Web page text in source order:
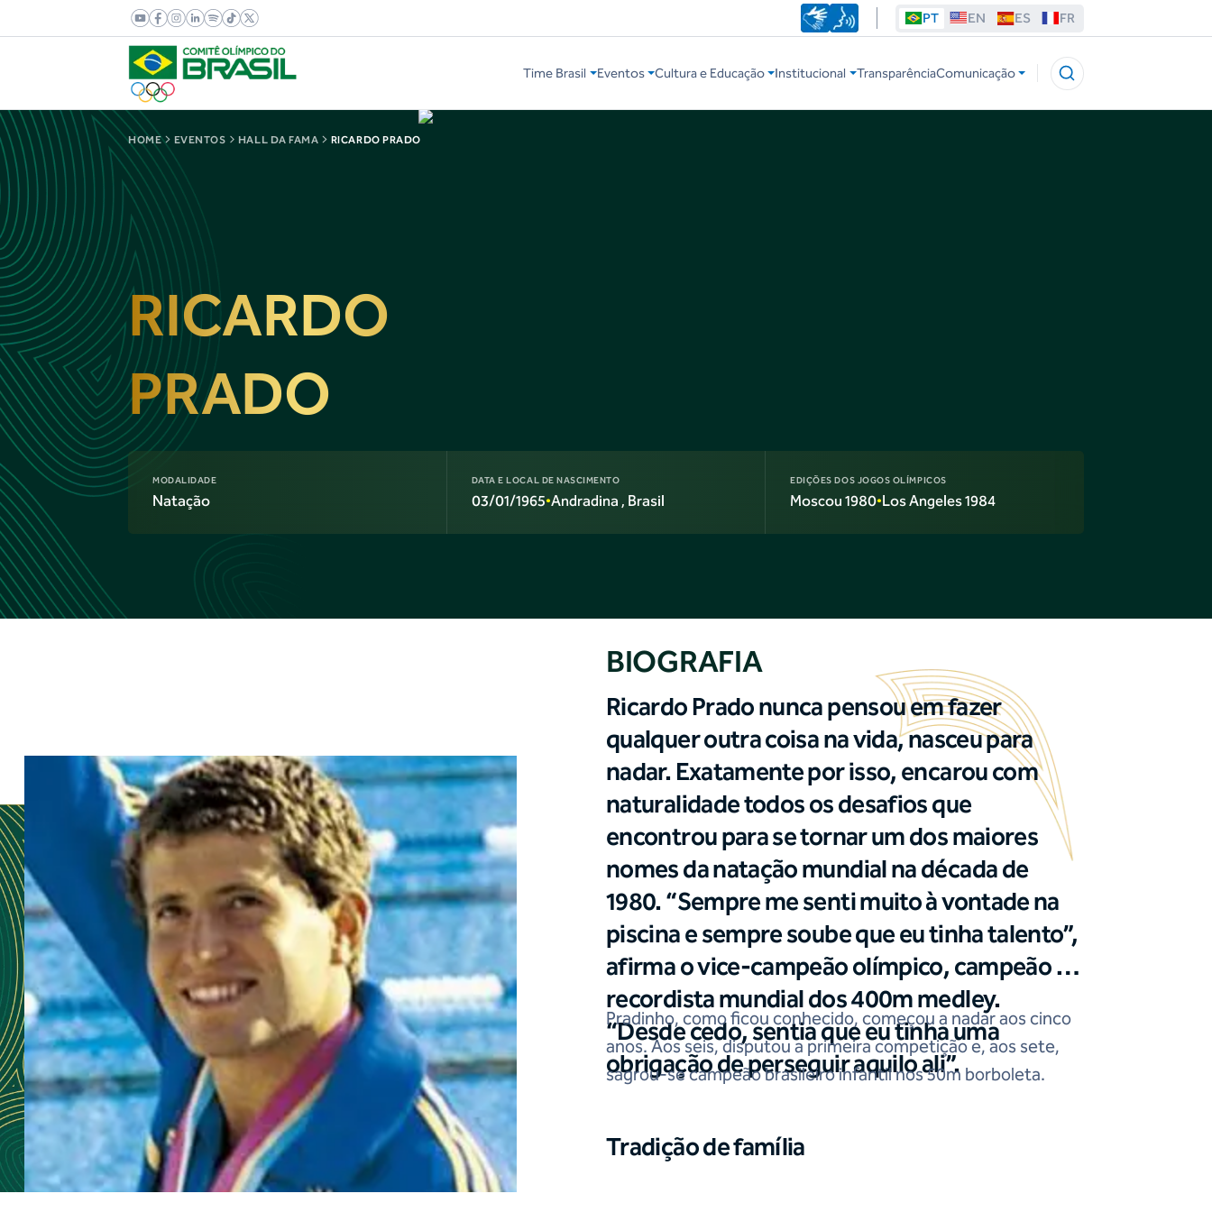
PT EN ES FR
Time Brasil Eventos Cultura e Educação Institucional TransparênciaComunicação
HOME EVENTOS HALL DA FAMA RICARDO PRADO
RICARDO
PRADO
MODALIDADE
Natação
DATA E LOCAL DE NASCIMENTO
03/01/1965•Andradina , Brasil
EDIÇÕES DOS JOGOS OLÍMPICOS
Moscou 1980•Los Angeles 1984
BIOGRAFIA
Ricardo Prado nunca pensou em fazer
qualquer outra coisa na vida, nasceu para
nadar. Exatamente por isso, encarou com
naturalidade todos os desafios que
encontrou para se tornar um dos maiores
nomes da natação mundial na década de
1980. “Sempre me senti muito à vontade na
piscina e sempre soube que eu tinha talento”,
afirma o vice-campeão olímpico, campeão e
recordista mundial dos 400m medley.
“Desde cedo, sentia que eu tinha uma
obrigação de perseguir aquilo ali”.
Pradinho, como ficou conhecido, começou a nadar aos cinco
anos. Aos seis, disputou a primeira competição e, aos sete,
sagrou-se campeão brasileiro infantil nos 50m borboleta.
Tradição de família